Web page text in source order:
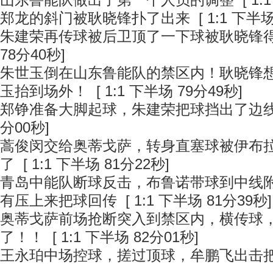
郑龙的斜门被耿晓锋扑了出来 [ 1:1 下半
朱建荣再传球被后卫顶了一下球被耿晓锋
78分40秒]
朱世玉倒在山东鲁能队的禁区内！耿晓锋
玉抬到场外！
[ 1:1 下半场 79分49秒]
郑铮准备大脚起球，朱建荣把球挡出了边
分00秒]
蒿俊闵交给奥蒂戈萨，转身直塞球被伊布
了
[ 1:1 下半场 81分22秒]
青岛中能队断球反击，布鲁诺带球到中线
有压上来把球回传 [ 1:1 下半场 81分39秒]
奥蒂戈萨前场抢断突入到禁区内，横传球
了！！
[ 1:1 下半场 82分01秒]
王永珀中场控球，搓过顶球，牟鹏飞出击